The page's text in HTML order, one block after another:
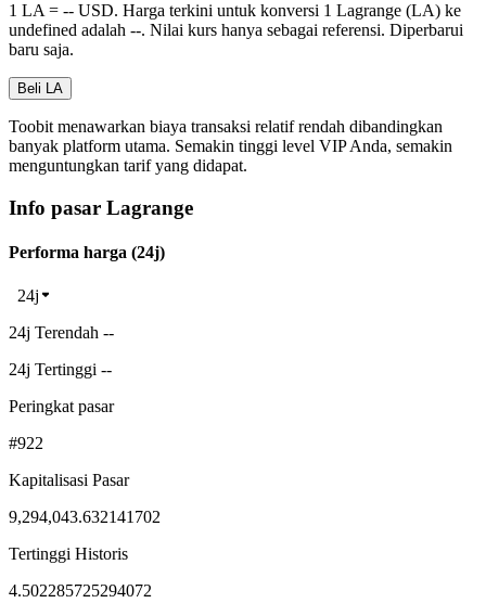
1 LA = -- USD. Harga terkini untuk konversi 1 Lagrange (LA) ke
undefined adalah --. Nilai kurs hanya sebagai referensi. Diperbarui
baru saja.
Beli LA
Toobit menawarkan biaya transaksi relatif rendah dibandingkan
banyak platform utama. Semakin tinggi level VIP Anda, semakin
menguntungkan tarif yang didapat.
Info pasar Lagrange
Performa harga (24j)
24j
24j Terendah --
24j Tertinggi --
Peringkat pasar
#922
Kapitalisasi Pasar
9,294,043.632141702
Tertinggi Historis
4.502285725294072